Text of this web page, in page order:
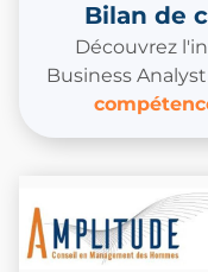
Bilan de
Découvrez
Business